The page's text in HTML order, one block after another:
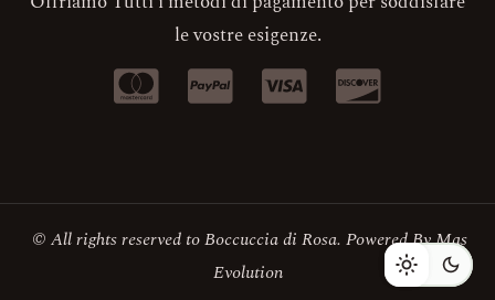
le vostre esigenze.
© All rights reserved to Boccuccia di Rosa. Powered ByMas
Evolution